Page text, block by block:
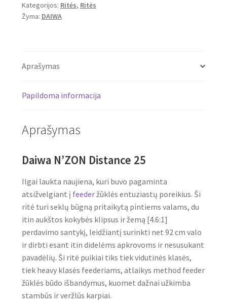
Kategorijos: Ritės, Ritės
Žyma: DAIWA
Aprašymas
Papildoma informacija
Aprašymas
Daiwa N’ZON Distance 25
Ilgai laukta naujiena, kuri buvo pagaminta
atsižvelgiant į feederžūklės entuziastų poreikius. Ši
ritė turi seklų būgną pritaikytą pintiems valams, du
itin aukštos kokybės klipsus ir žemą [4.6:1]
perdavimo santykį, leidžiantį surinkti net 92 cm valo
ir dirbti esant itin didelėms apkrovoms ir nesusukant
pavadėlių. Ši ritė puikiai tiks tiek vidutinės klasės,
tiek heavy klasės feederiams, atlaikys method feeder
žūklės būdo išbandymus, kuomet dažnai užkimba
stambūs ir veržlūs karpiai.